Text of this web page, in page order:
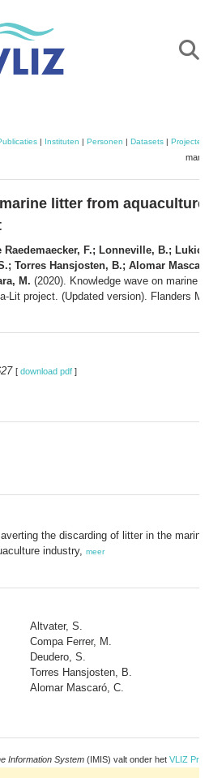
| Instituten | Personen | Datasets| Projecten
litter from
Raedemaecker, F.; Lonneville, B.;
Torres Hansjosten, B.; Alomar
M. (2020). Knowledge wave on marine
Lit project. (Updated version). Flanders
[ download pdf ]
the discarding of litter in the marine
industry, meer
Altvater, S.
Compa Ferrer, M.
Deudero, S.
Torres Hansjosten, B.
Alomar Mascaró, C.
Information System (IMIS) valt onder het VLIZ